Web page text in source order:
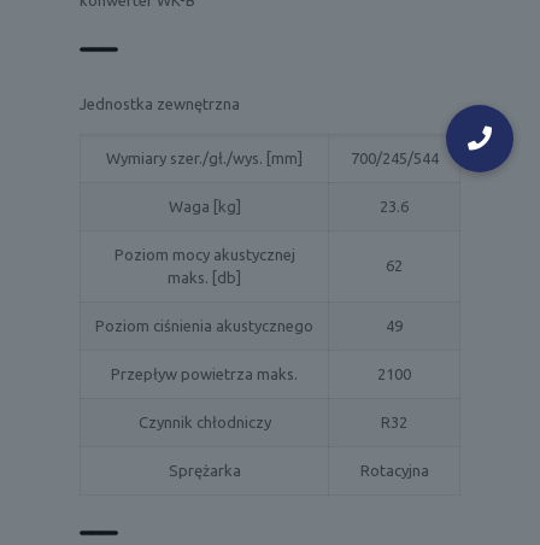
Jednostka zewnętrzna
Wymiary szer./gł./wys. [mm] 700/245/544
Waga [kg] 23.6
Poziom mocy akustycznej
maks. [db]
62
Poziom ciśnienia akustycznego 49
Przepływ powietrza maks. 2100
Czynnik chłodniczy R32
Sprężarka Rotacyjna